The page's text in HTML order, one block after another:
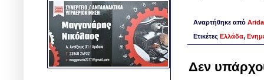
Αναρτήθηκε από
Ετικέτες Ελλάδα,
Δεν